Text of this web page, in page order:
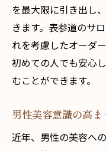
を最大限に引き出し
きます。表参道のサ
れを考慮したオーダ
初めての人でも安心
むことができます。
男性美容意識の高
近年、男性の美容へ